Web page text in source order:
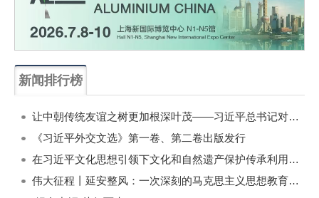
新闻排行榜
让中朝传统友谊之树更加根深叶茂——习近平总书记对朝鲜进行国事访问纪实
《习近平外交文选》第一卷、第二卷出版发行
在习近平文化思想引领下文化和自然遗产保护传承利用工作开创新局面
伟大征程丨延安整风：一次深刻的马克思主义思想教育运动